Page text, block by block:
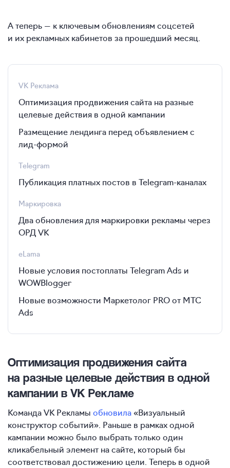
А теперь — к ключевым обновлениям соцсетей
и их рекламных кабинетов за прошедший месяц.
VK Реклама
Оптимизация продвижения сайта на разные
целевые действия в одной кампании
Размещение лендинга перед объявлением с
лид-формой
Telegram
Публикация платных постов в Telegram-каналах
Маркировка
Два обновления для маркировки рекламы через
ОРД VK
eLama
Новые условия постоплаты Telegram Ads и
WOWBlogger
Новые возможности Маркетолог PRO от МТС
Ads
Оптимизация продвижения сайта
на разные целевые действия в одной
кампании в VK Рекламе
Команда VK Рекламы обновила«Визуальный
конструктор событий». Раньше в рамках одной
кампании можно было выбрать только один
кликабельный элемент на сайте, который бы
соответствовал достижению цели. Теперь в одной